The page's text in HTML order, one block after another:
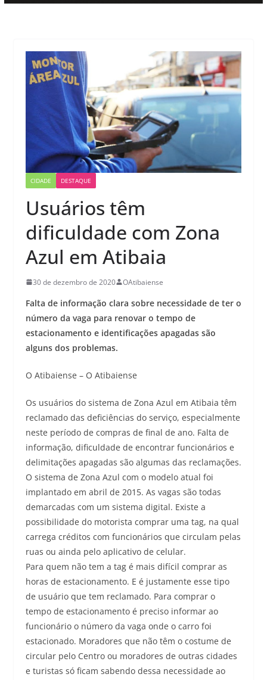
CIDADE DESTAQUE
Usuários têm
dificuldade com Zona
Azul em Atibaia
30 de dezembro de 2020 OAtibaiense
Falta de informação clara sobre necessidade de ter o
número da vaga para renovar o tempo de
estacionamento e identificações apagadas são
alguns dos problemas.
O Atibaiense – O Atibaiense
Os usuários do sistema de Zona Azul em Atibaia têm
reclamado das deficiências do serviço, especialmente
neste período de compras de final de ano. Falta de
informação, dificuldade de encontrar funcionários e
delimitações apagadas são algumas das reclamações.
O sistema de Zona Azul com o modelo atual foi
implantado em abril de 2015. As vagas são todas
demarcadas com um sistema digital. Existe a
possibilidade do motorista comprar uma tag, na qual
carrega créditos com funcionários que circulam pelas
ruas ou ainda pelo aplicativo de celular.
Para quem não tem a tag é mais difícil comprar as
horas de estacionamento. E é justamente esse tipo
de usuário que tem reclamado. Para comprar o
tempo de estacionamento é preciso informar ao
funcionário o número da vaga onde o carro foi
estacionado. Moradores que não têm o costume de
circular pelo Centro ou moradores de outras cidades
e turistas só ficam sabendo dessa necessidade ao